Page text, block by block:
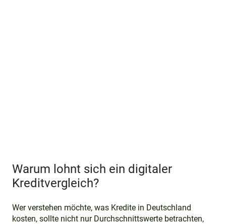
Warum lohnt sich ein digitaler
Kreditvergleich?
Wer verstehen möchte, was Kredite in Deutschland
kosten, sollte nicht nur Durchschnittswerte betrachten,